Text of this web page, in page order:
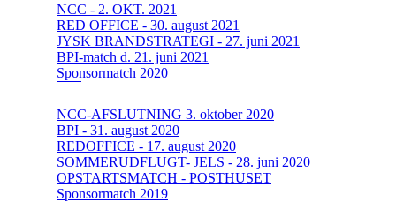
NCC - 2. OKT. 2021
RED OFFICE - 30. august 2021
JYSK BRANDSTRATEGI - 27. juni 2021
BPI-match d. 21. juni 2021
Sponsormatch 2020
NCC-AFSLUTNING 3. oktober 2020
BPI - 31. august 2020
REDOFFICE - 17. august 2020
SOMMERUDFLUGT- JELS - 28. juni 2020
OPSTARTSMATCH - POSTHUSET
Sponsormatch 2019